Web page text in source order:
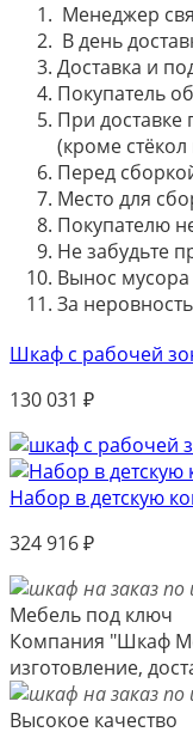
Менеджер
В день
Доставка и
Покупатель
При доставке
(кроме стёкол
Перед
Место для
Покупателю
Не забудьте
Вынос
За
Шкаф с рабочей
130 031 ₽
Набор в детскую
324 916₽
Мебель под ключ
Компания "Шкаф
изготовление,
Высокое качество